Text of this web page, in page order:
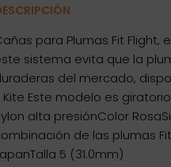
para Plumas Fit
sistema evita que la
del mercado,
Kite Este modelo es
alta presiónColor
de las plumas
5 (31.0mm)